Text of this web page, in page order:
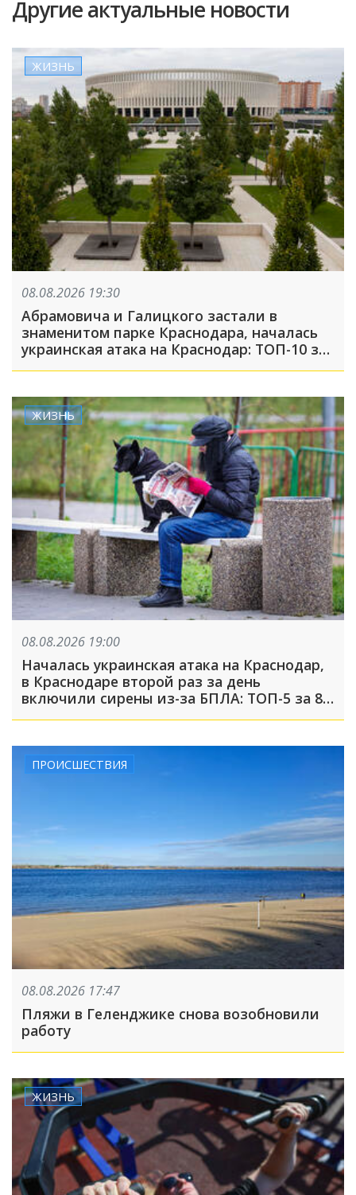
Другие актуальные новости
ЖИЗНЬ
08.08.2026 19:30
Абрамовича и Галицкого застали в
знаменитом парке Краснодара, началась
украинская атака на Краснодар: ТОП-10 за
ЖИЗНЬ
08.08.2026 19:00
Началась украинская атака на Краснодар,
в Краснодаре второй раз за день
включили сирены из-за БПЛА: ТОП-5 за 8
ПРОИСШЕСТВИЯ
08.08.2026 17:47
Пляжи в Геленджике снова возобновили
работу
ЖИЗНЬ